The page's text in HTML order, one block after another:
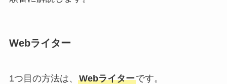
Webライター
1つ目の方法は、 Webライターです。